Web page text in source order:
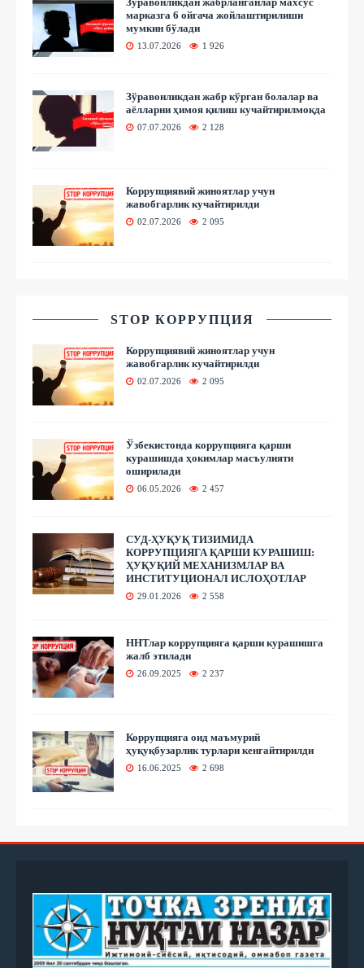
марказга 6 ойгача жойлаштирилиши
мумкин бўлади
13.07.2026 1 926
Зўравонликдан жабр кўрган болалар ва
аёлларни ҳимоя қилиш кучайтирилмоқда
07.07.2026 2 128
Коррупциявий жиноятлар учун
жавобгарлик кучайтирилди
02.07.2026 2 095
STOP КОРРУПЦИЯ
Коррупциявий жиноятлар учун
жавобгарлик кучайтирилди
02.07.2026 2 095
Ўзбекистонда коррупцияга қарши
курашишда ҳокимлар масъулияти
оширилади
06.05.2026 2 457
СУД-ҲУҚУҚ ТИЗИМИДА
КОРРУПЦИЯГА ҚАРШИ КУРАШИШ:
ҲУҚУҚИЙ МЕХАНИЗМЛАР ВА
ИНСТИТУЦИОНАЛ ИСЛОҲОТЛАР
29.01.2026 2 558
ННТлар коррупцияга қарши курашишга
жалб этилади
26.09.2025 2 237
Коррупцияга оид маъмурий
ҳуқуқбузарлик турлари кенгайтирилди
16.06.2025 2 698